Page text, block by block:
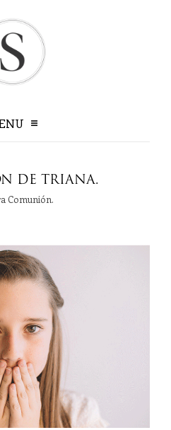
más …
y faqs
DE TRIANA.
Comunión.